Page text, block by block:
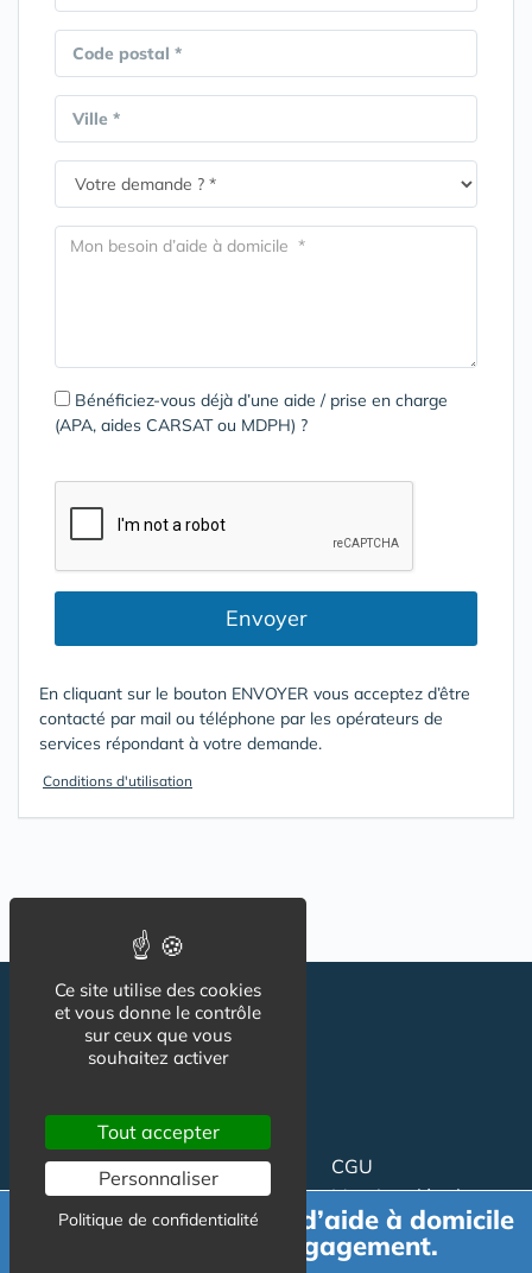
Code postal *
Ville *
Bénéficiez-vous déjà d’une aide / prise en charge
(APA, aides CARSAT ou MDPH) ?
Envoyer
En cliquant sur le bouton ENVOYER vous acceptez d’être
contacté par mail ou téléphone par les opérateurs de
services répondant à votre demande.
Conditions d'utilisation
Suivez-nous
CGU
Mentions légales
Charte
Demande de devis d’aide à domicile
gratuit et sans engagement.
Ce site utilise des cookies
et vous donne le contrôle
sur ceux que vous
souhaitez activer
Tout accepter
Personnaliser
Politique de confidentialité